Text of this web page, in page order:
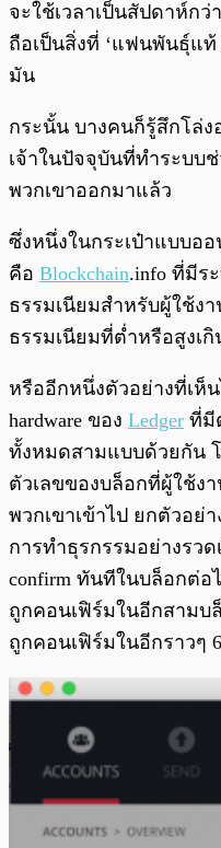
จะใช้เวลาเป็นสัปดาห์ก
ถือเป็นสิ่งที่ ‘แฟนพันธุ์แท้
มัน
กระนั้น บางคนก็รู้สึกโล่ง
เจ้าในปัจจุบันที่ทำระบบ
พวกเขาออกมาแล้ว
ซึ่งหนึ่งในกระเป๋าแบบอ
คือ Blockchain.info ที่มีร
ธรรมเนียมสำหรับผู้ใช้ง
ธรรมเนียมที่ต่ำหรือสูงเ
หรืออีกหนึ่งตัวอย่างที่เห็
hardware ของ Ledger ที่มี
ทั้งหมดสามแบบด้วยกัน
ตัวเลขของบล็อกที่ผู้ใช้ง
พวกเขาเข้าไป ยกตัวอย่า
การทำธุรกรรมอย่างรว
confirm ทันทีในบล็อกต่อไ
ถูกคอนเฟิร์มในอีกสามบล็
ถูกคอนเฟิร์มในอีกราวๆ